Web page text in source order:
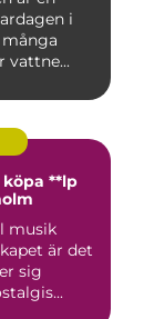
i
vattne...
**lp
musik
är det
sig